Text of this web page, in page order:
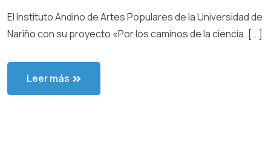
El Instituto Andino de Artes Populares de la Universidad de
Nariño con su proyecto «Por los caminos de la ciencia. [...]
Leer más